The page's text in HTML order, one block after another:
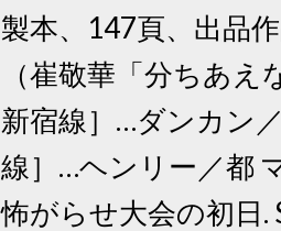
製本、147頁、出品
（崔敬華「分ちあ
新宿線］…ダンカン
線］…ヘンリー／都
怖がらせ大会の初日.